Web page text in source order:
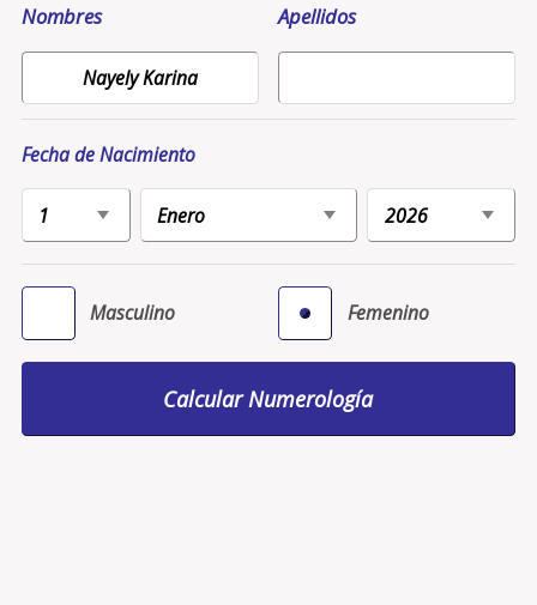
Nombres Apellidos
Fecha de Nacimiento
Masculino Femenino